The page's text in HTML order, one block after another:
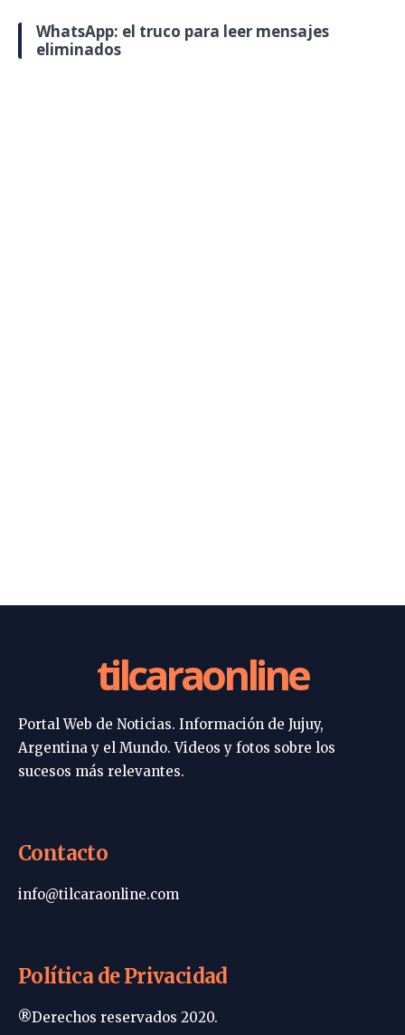
WhatsApp: el truco para leer mensajes
eliminados
tilcaraonline
Portal Web de Noticias. Información de Jujuy,
Argentina y el Mundo. Videos y fotos sobre los
sucesos más relevantes.
Contacto
info@tilcaraonline.com
Política de Privacidad
®Derechos reservados 2020.